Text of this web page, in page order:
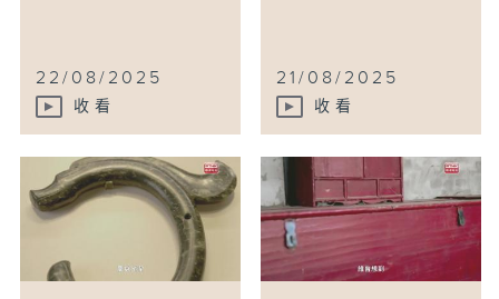
22/08/2025
收看
21/08/2025
收看